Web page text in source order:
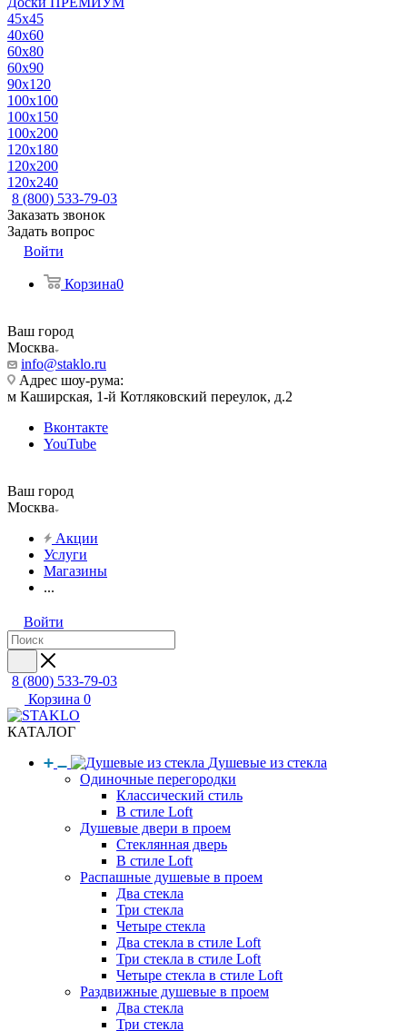
45x45
40x60
60x80
60x90
90x120
100x100
100x150
100x200
120x180
120x200
120x240
8 (800) 533-79-03
Заказать звонок
Задать вопрос
Войти
Корзина0
Ваш город
Москва
info@staklo.ru
Адрес шоу-рума:
м Каширская, 1-й Котляковский переулок, д.2
Вконтакте
YouTube
Ваш город
Москва
Акции
Услуги
Магазины
...
Войти
8 (800) 533-79-03
Корзина 0
КАТАЛОГ
Душевые из стекла
Одиночные перегородки
Классический стиль
В стиле Loft
Душевые двери в проем
Стеклянная дверь
В стиле Loft
Распашные душевые в проем
Два стекла
Три стекла
Четыре стекла
Два стекла в стиле Loft
Три стекла в стиле Loft
Четыре стекла в стиле Loft
Раздвижные душевые в проем
Два стекла
Три стекла